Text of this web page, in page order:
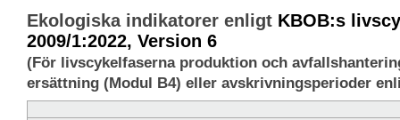
Ekologiska indikatorer enligt KBOB:s
2009/1:2022, Version 6
(För livscykelfaserna produktion och
ersättning (Modul B4) eller avskrivningsperioder